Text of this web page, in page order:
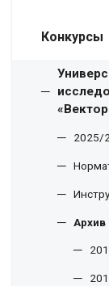
Конкурсы
2025/
Архив